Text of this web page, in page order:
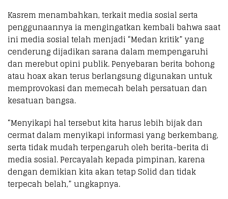
Kasrem menambahkan, terkait media sosial serta
penggunaannya ia mengingatkan kembali bahwa saat
ini media sosial telah menjadi “Medan kritik” yang
cenderung dijadikan sarana dalam mempengaruhi
dan merebut opini publik. Penyebaran berita bohong
atau hoax akan terus berlangsung digunakan untuk
memprovokasi dan memecah belah persatuan dan
kesatuan bangsa.
“Menyikapi hal tersebut kita harus lebih bijak dan
cermat dalam menyikapi informasi yang berkembang,
serta tidak mudah terpengaruh oleh berita-berita di
media sosial. Percayalah kepada pimpinan, karena
dengan demikian kita akan tetap Solid dan tidak
terpecah belah,” ungkapnya.